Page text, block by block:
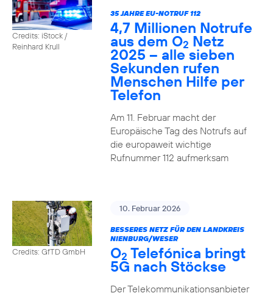
Credits: iStock /
Reinhard Krull
35 JAHRE EU-NOTRUF 112
4,7 Millionen Notrufe
aus dem O2 Netz
2025 – alle sieben
Sekunden rufen
Menschen Hilfe per
Telefon
Am 11. Februar macht der
Europäische Tag des Notrufs auf
die europaweit wichtige
Rufnummer 112 aufmerksam
Credits: GfTD GmbH
10. Februar 2026
BESSERES NETZ FÜR DEN LANDKREIS
NIENBURG/WESER
O2 Telefónica bringt
5G nach Stöckse
Der Telekommunikationsanbieter